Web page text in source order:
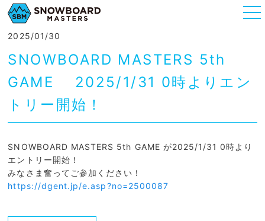
navi
2025/01/30
SNOWBOARD MASTERS 5th
GAME 2025/1/31 0時よりエン
トリー開始！
SNOWBOARD MASTERS 5th GAME が2025/1/31 0時より
エントリー開始！
みなさま奮ってご参加ください！
https://dgent.jp/e.asp?no=2500087